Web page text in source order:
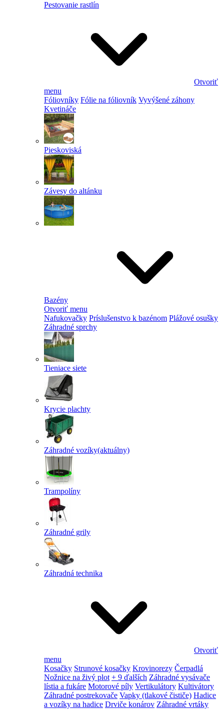
Pestovanie rastlín
Otvoriť
menu
Fóliovníky Fólie na fóliovník Vyvýšené záhony
Kvetináče
Pieskoviská
Závesy do altánku
Bazény
Otvoriť menu
Nafukovačky Príslušenstvo k bazénom Plážové osušky
Záhradné sprchy
Tieniace siete
Krycie plachty
Záhradné vozíky(aktuálny)
Trampolíny
Záhradné grily
Záhradná technika
Otvoriť
menu
Kosačky Strunové kosačky Krovinorezy Čerpadlá
Nožnice na živý plot + 9 ďalších Záhradné vysávače
lístia a fukáre Motorové píly Vertikulátory Kultivátory
Záhradné postrekovače Vapky (tlakové čističe) Hadice
a vozíky na hadice Drviče konárov Záhradné vrtáky